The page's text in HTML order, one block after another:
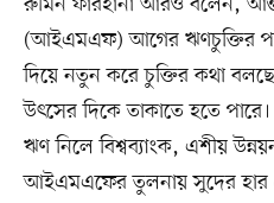
(আইএমএফ) আগের ঋণচুক্তির
দিয়ে নতুন করে চুক্তির কথা
উৎসের দিকে তাকাতে হতে
ঋণ নিলে বিশ্বব্যাংক, এশীয়
আইএমএফের তুলনায় সুদের হার